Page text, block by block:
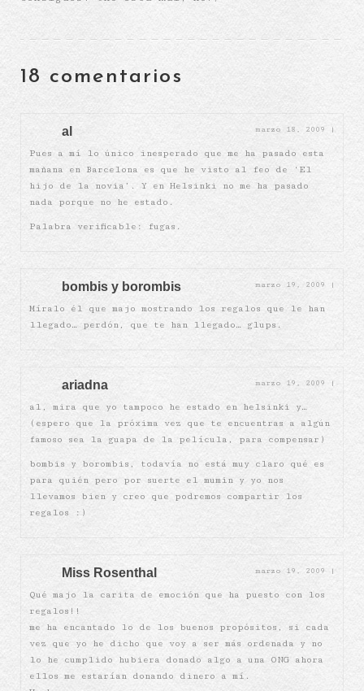
18 comentarios
al marzo 18, 2009 |
Pues a mí lo único inesperado que me ha pasado esta
mañana en Barcelona es que he visto al feo de ‘El
hijo de la novia’. Y en Helsinki no me ha pasado
nada porque no he estado.
Palabra verificable: fugas.
bombis y borombis marzo 19, 2009 |
Míralo él que majo mostrando los regalos que le han
llegado… perdón, que te han llegado… glups.
ariadna marzo 19, 2009 |
al, mira que yo tampoco he estado en helsinki y…
(espero que la próxima vez que te encuentras a algún
famoso sea la guapa de la película, para compensar)
bombis y borombis, todavía no está muy claro qué es
para quién pero por suerte el mumin y yo nos
llevamos bien y creo que podremos compartir los
regalos :)
Miss Rosenthal marzo 19, 2009 |
Qué majo la carita de emoción que ha puesto con los
regalos!!
me ha encantado lo de los buenos propósitos, si cada
vez que yo he dicho que voy a ser más ordenada y no
lo he cumplido hubiera donado algo a una ONG ahora
ellos me estarían donando dinero a mí.